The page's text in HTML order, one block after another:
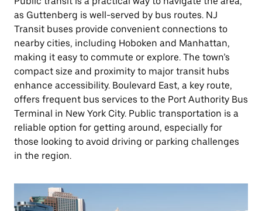
as Guttenberg is well-served by bus routes. NJ
Transit buses provide convenient connections to
nearby cities, including Hoboken and Manhattan,
making it easy to commute or explore. The town’s
compact size and proximity to major transit hubs
enhance accessibility. Boulevard East, a key route,
offers frequent bus services to the Port Authority Bus
Terminal in New York City. Public transportation is a
reliable option for getting around, especially for
those looking to avoid driving or parking challenges
in the region.